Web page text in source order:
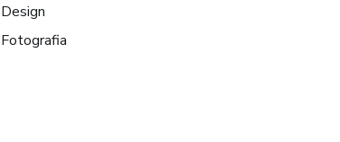
Design
Fotografia